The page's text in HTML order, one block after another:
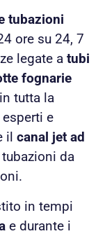
tubazioni
ore su 24, 7
legate a tubi
fognarie
tutta la
e
il canal jet ad
da
in tempi
e durante i